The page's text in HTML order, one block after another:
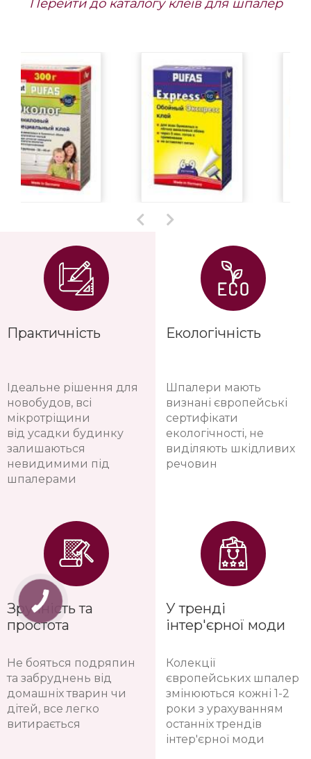
Перейти до каталогу клеїв для шпалер
Практичність
Ідеальне рішення для
новобудов, всі
мікротріщини
від усадки будинку
залишаються
невидимими під
шпалерами
Зручність та
простота
Не бояться подряпин
та забруднень від
домашніх тварин чи
дітей, все легко
витирається
Екологічність
Шпалери мають
визнані європейські
сертифікати
екологічності, не
виділяють шкідливих
речовин
У тренді
інтер'єрної моди
Колекції
європейських шпалер
змінюються кожні 1-2
роки з урахуванням
останніх трендів
інтер'єрної моди